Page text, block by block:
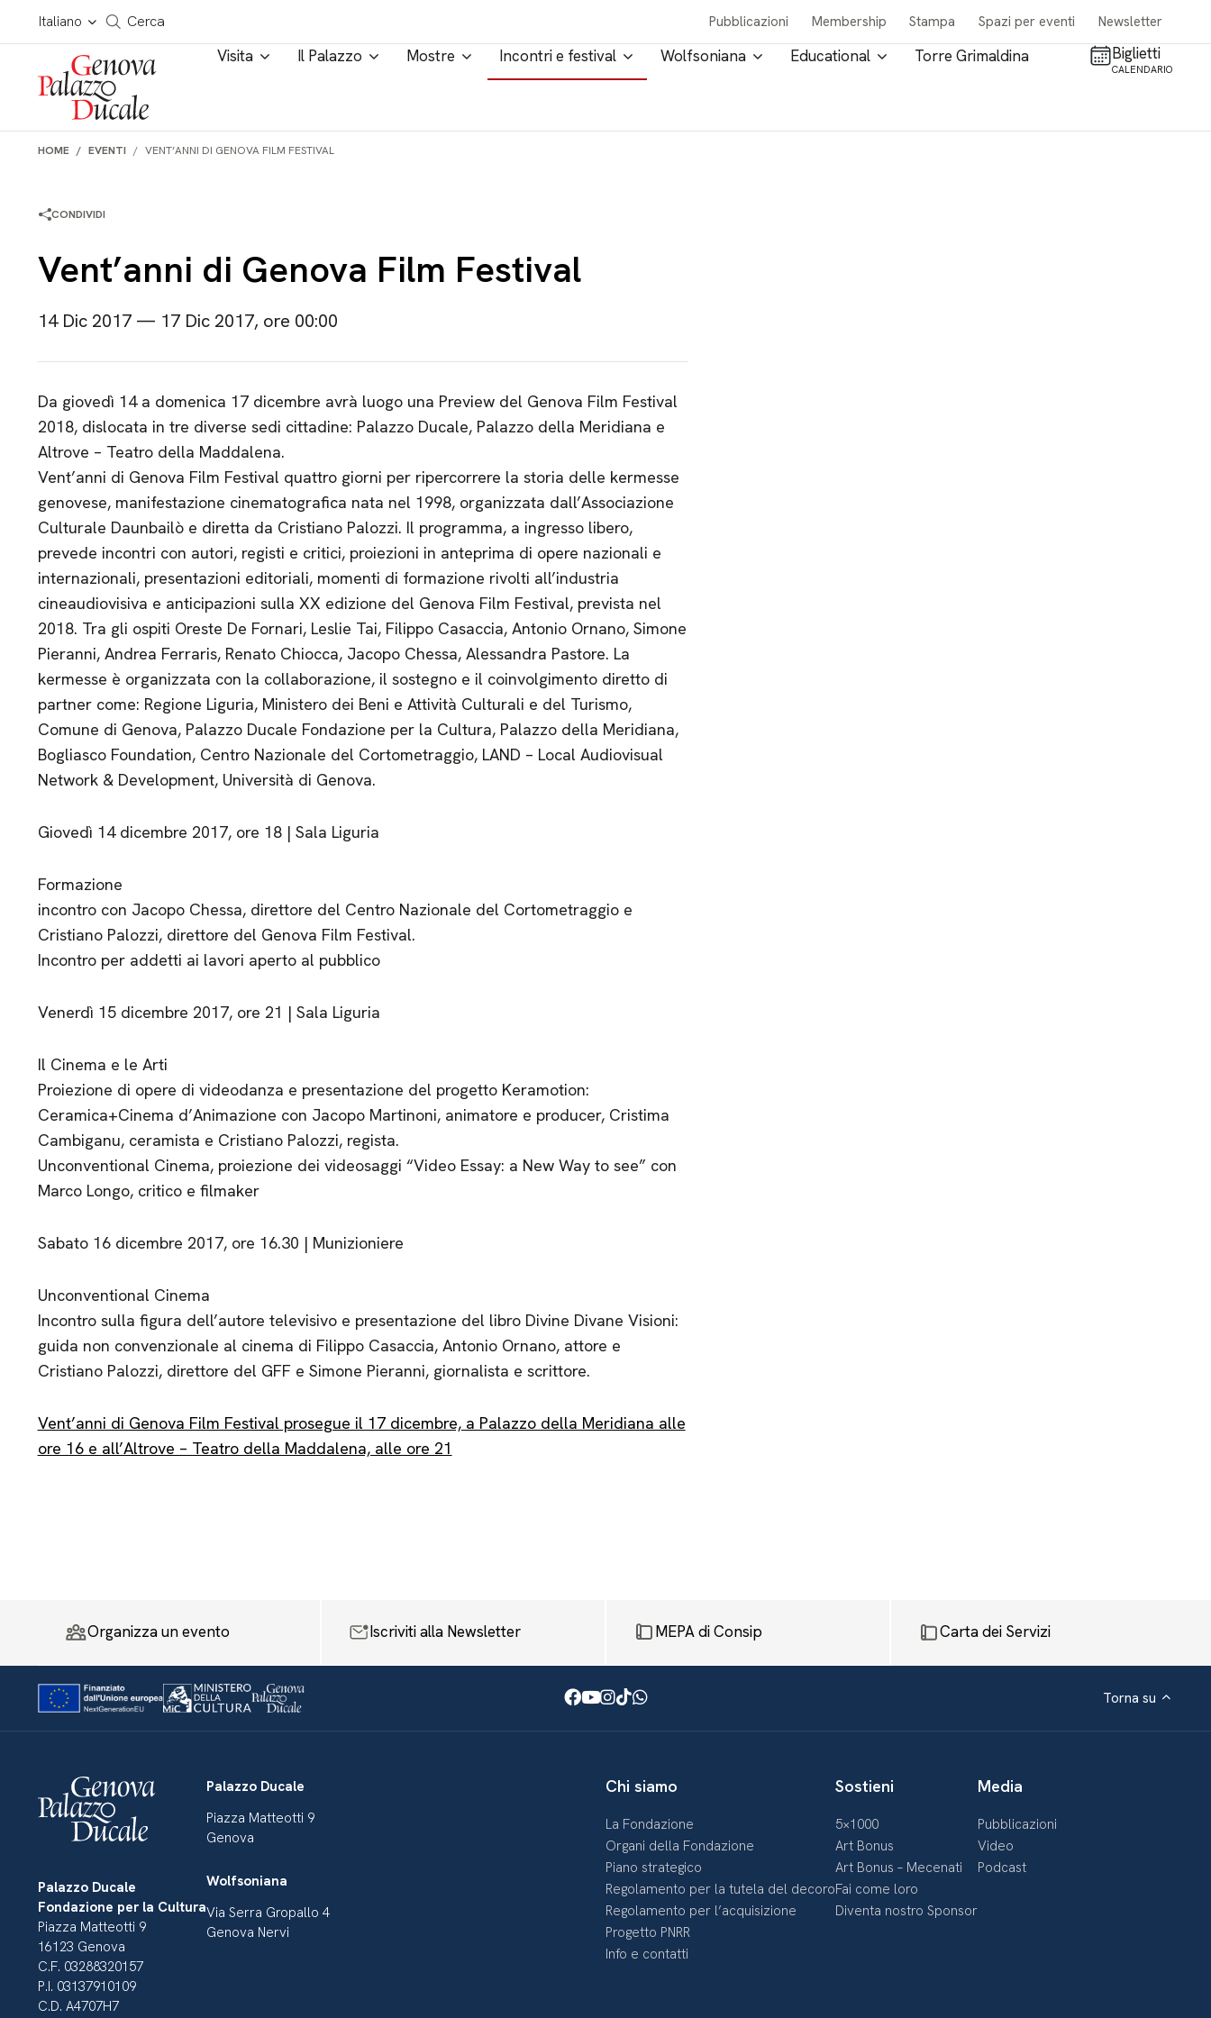
Salta al contenuto
Italiano
Cerca in tutto il sito
Cerca Pubblicazioni Membership Stampa Spazi per eventi Newsletter
Visita Il Palazzo Mostre Incontri e festival Wolfsoniana Educational Torre Grimaldina Biglietti
CALENDARIO
HOME EVENTI VENT’ANNI DI GENOVA FILM FESTIVAL
CONDIVIDI
Vent’anni di Genova Film Festival
14 Dic 2017 — 17 Dic 2017, ore 00:00
Da giovedì 14 a domenica 17 dicembre avrà luogo una Preview del Genova Film Festival
2018, dislocata in tre diverse sedi cittadine: Palazzo Ducale, Palazzo della Meridiana e
Altrove – Teatro della Maddalena.
Vent’anni di Genova Film Festival quattro giorni per ripercorrere la storia delle kermesse
genovese, manifestazione cinematografica nata nel 1998, organizzata dall’Associazione
Culturale Daunbailò e diretta da Cristiano Palozzi. Il programma, a ingresso libero,
prevede incontri con autori, registi e critici, proiezioni in anteprima di opere nazionali e
internazionali, presentazioni editoriali, momenti di formazione rivolti all’industria
cineaudiovisiva e anticipazioni sulla XX edizione del Genova Film Festival, prevista nel
2018. Tra gli ospiti Oreste De Fornari, Leslie Tai, Filippo Casaccia, Antonio Ornano, Simone
Pieranni, Andrea Ferraris, Renato Chiocca, Jacopo Chessa, Alessandra Pastore. La
kermesse è organizzata con la collaborazione, il sostegno e il coinvolgimento diretto di
partner come: Regione Liguria, Ministero dei Beni e Attività Culturali e del Turismo,
Comune di Genova, Palazzo Ducale Fondazione per la Cultura, Palazzo della Meridiana,
Bogliasco Foundation, Centro Nazionale del Cortometraggio, LAND – Local Audiovisual
Network & Development, Università di Genova.
Giovedì 14 dicembre 2017, ore 18 | Sala Liguria
Formazione
incontro con Jacopo Chessa, direttore del Centro Nazionale del Cortometraggio e
Cristiano Palozzi, direttore del Genova Film Festival.
Incontro per addetti ai lavori aperto al pubblico
Venerdì 15 dicembre 2017, ore 21 | Sala Liguria
Il Cinema e le Arti
Proiezione di opere di videodanza e presentazione del progetto Keramotion:
Ceramica+Cinema d’Animazione con Jacopo Martinoni, animatore e producer, Cristima
Cambiganu, ceramista e Cristiano Palozzi, regista.
Unconventional Cinema, proiezione dei videosaggi “Video Essay: a New Way to see” con
Marco Longo, critico e filmaker
Sabato 16 dicembre 2017, ore 16.30 | Munizioniere
Unconventional Cinema
Incontro sulla figura dell’autore televisivo e presentazione del libro Divine Divane Visioni:
guida non convenzionale al cinema di Filippo Casaccia, Antonio Ornano, attore e
Cristiano Palozzi, direttore del GFF e Simone Pieranni, giornalista e scrittore.
Vent’anni di Genova Film Festival prosegue il 17 dicembre, a Palazzo della Meridiana alle
ore 16 e all’Altrove – Teatro della Maddalena, alle ore 21
Organizza un evento Iscriviti alla Newsletter MEPA di Consip Carta dei Servizi
Facebook
Youtube
Instagram
TikTok
WhatsApp Torna su
Palazzo Ducale
Fondazione per la Cultura
Piazza Matteotti 9
16123 Genova
C.F. 03288320157
P.I. 03137910109
C.D. A4707H7
Palazzo Ducale
Piazza Matteotti 9
Genova
Wolfsoniana
Via Serra Gropallo 4
Genova Nervi
Chi siamo
La Fondazione
Organi della Fondazione
Piano strategico
Regolamento per la tutela del decoro
Regolamento per l’acquisizione
Progetto PNRR
Info e contatti
Sostieni
5×1000
Art Bonus
Art Bonus – Mecenati
Fai come loro
Diventa nostro Sponsor
Media
Pubblicazioni
Video
Podcast